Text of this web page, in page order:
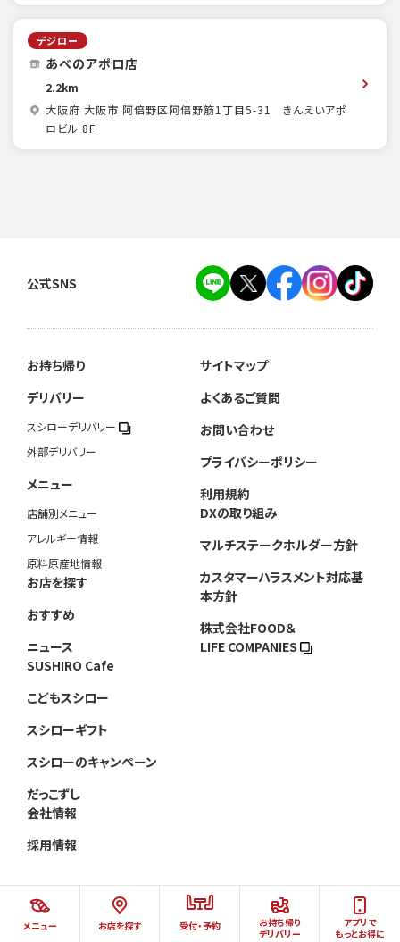
メニュー お店を探す 受付・予約
お持ち帰り
デリバリー
アプリで
もっとお得に
デジロー
あべのアポロ店
2.2km
大阪府 大阪市 阿倍野区阿倍野筋1丁目5-31 きんえいアポ
ロビル 8F
公式SNS
お持ち帰り
デリバリー
スシローデリバリー
外部デリバリー
メニュー
店舗別メニュー
アレルギー情報
原料原産地情報
お店を探す
おすすめ
ニュース
SUSHIRO Cafe
こどもスシロー
スシローギフト
スシローのキャンペーン
だっこずし
会社情報
採用情報
サイトマップ
よくあるご質問
お問い合わせ
プライバシーポリシー
利用規約
DXの取り組み
マルチステークホルダー方針
カスタマーハラスメント対応基
本方針
株式会社FOOD＆
LIFE COMPANIES
©AKINDO SUSHIRO CO.,LTD.ALL RIGHTS RESERVED.